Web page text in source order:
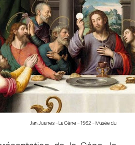
Cène – 1562 – Musée du